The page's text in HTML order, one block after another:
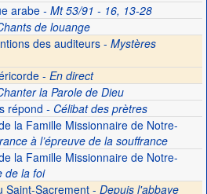
arabe- Mt 53/91 - 16, 13-28
de louange
des auditeurs - Mystères
- En direct
la Parole de Dieu
répond - Célibat des prètres
la Famille Missionnaire de Notre-
à l’épreuve de la souffrance
la Famille Missionnaire de Notre-
de la foi
Saint-Sacrement - Depuis l'abbaye